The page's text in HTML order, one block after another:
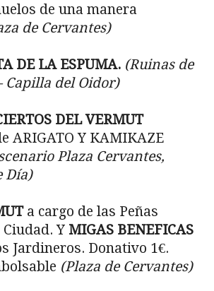
de una manera
de Cervantes)
DE LA ESPUMA. (Ruinas de
Capilla del Oidor)
DEL VERMUT
ARIGATO Y KAMIKAZE
Plaza Cervantes,
Día)
a cargo de las Peñas
Y MIGAS BENEFICAS
Jardineros. Donativo 1€.
(Plaza de Cervantes)